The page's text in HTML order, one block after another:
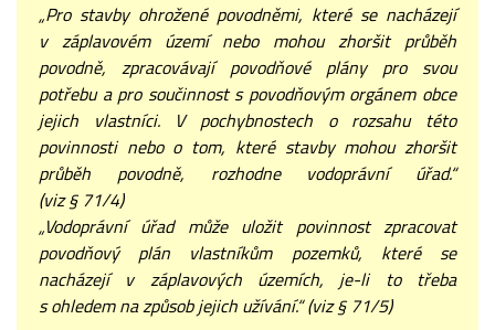
„Pro stavby ohrožené povodněmi, které se nacházejí
v záplavovém území nebo mohou zhoršit průběh
povodně, zpracovávají povodňové plány pro svou
potřebu a pro součinnost s povodňovým orgánem obce
jejich vlastníci. V pochybnostech o rozsahu této
povinnosti nebo o tom, které stavby mohou zhoršit
průběh povodně, rozhodne vodoprávní úřad.“
(viz § 71/4)
„Vodoprávní úřad může uložit povinnost zpracovat
povodňový plán vlastníkům pozemků, které se
nacházejí v záplavových územích, je-li to třeba
s ohledem na způsob jejich užívání.“ (viz § 71/5)